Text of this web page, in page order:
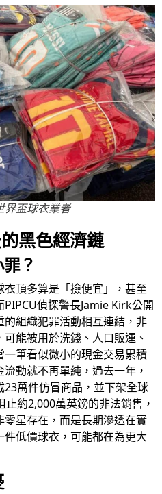
界盃球衣業者
黑色經濟鏈
？
頂多算是「撿便宜」，甚至
偵探警長Jamie Kirk公開
組織犯罪活動相互連結，非
能被用於洗錢、人口販運、
筆看似微小的現金交易累積
動就不再單純，過去一年，
萬件仿冒商品，並下架全球
約2,000萬英鎊的非法銷售，
星存在，而是長期滲透在實
低價球衣，可能都在為更大